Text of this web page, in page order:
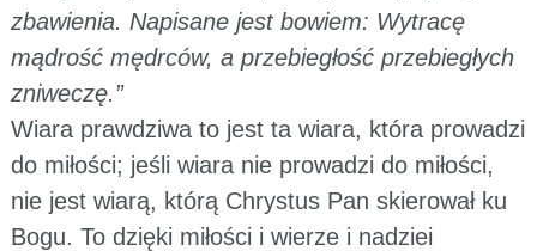
zbawienia. Napisane jest bowiem: Wytracę
mądrość mędrców, a przebiegłość przebiegłych
zniweczę.”
Wiara prawdziwa to jest ta wiara, która prowadzi
do miłości; jeśli wiara nie prowadzi do miłości,
nie jest wiarą, którą Chrystus Pan skierował ku
Bogu. To dzięki miłości i wierze i nadziei